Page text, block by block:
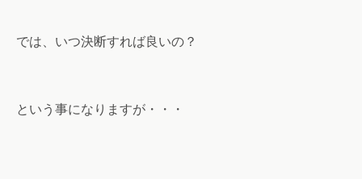
では、いつ決断すれば良いの？
という事になりますが・・・